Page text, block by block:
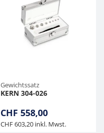
Gewichtssatz
KERN 304-026
CHF 558,00
CHF 603,20 inkl. Mwst.